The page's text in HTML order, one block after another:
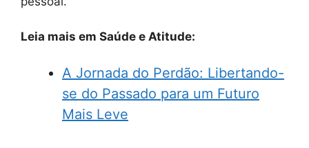
Leia mais em Saúde e Atitude:
A Jornada do Perdão: Libertando-
se do Passado para um Futuro
Mais Leve